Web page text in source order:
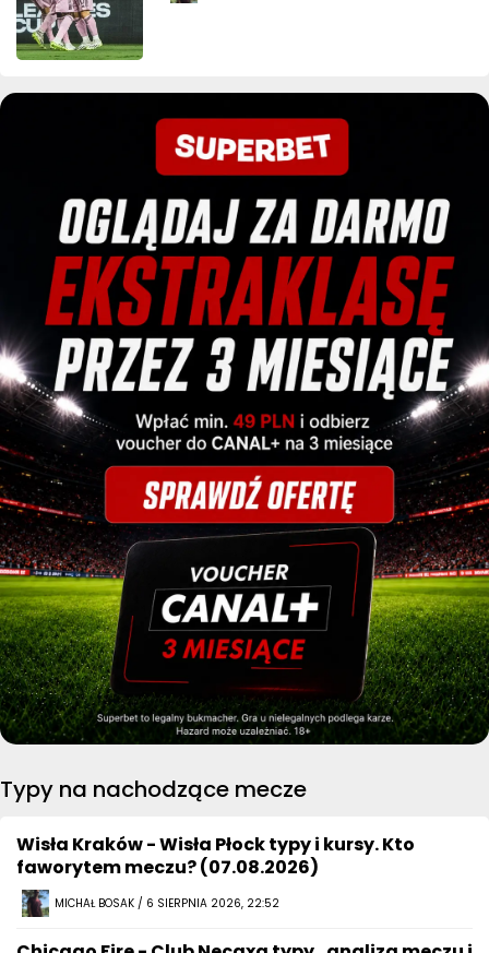
Typy na nachodzące mecze
Wisła Kraków - Wisła Płock typy i kursy. Kto
faworytem meczu? (07.08.2026)
MICHAŁ BOSAK / 6 SIERPNIA 2026, 22:52